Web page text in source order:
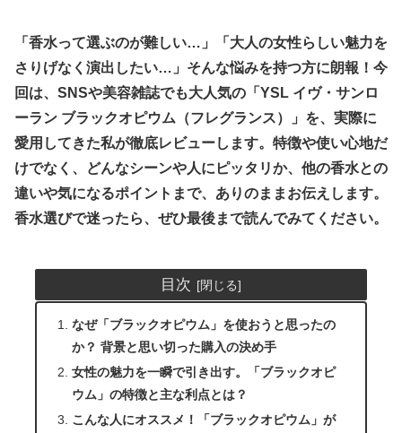
「香水って選ぶのが難しい…」「大人の女性らしい魅力を
さりげなく演出したい…」そんな悩みを持つ方に朗報！今
回は、SNSや美容雑誌でも大人気の「YSL イヴ・サンロ
ーラン ブラックオピウム（フレグランス）」を、実際に
愛用してきた私が徹底レビューします。特徴や使い心地だ
けでなく、どんなシーンや人にピッタリか、他の香水との
違いや気になるポイントまで、ありのままお伝えします。
香水選びで迷ったら、ぜひ最後まで読んでみてください。
目次
なぜ「ブラックオピウム」を使おうと思ったの
か？ 背景と思い切った購入の決め手
女性の魅力を一瞬で引き出す。「ブラックオピ
ウム」の特徴と主な利点とは？
こんな人にオススメ！「ブラックオピウム」が